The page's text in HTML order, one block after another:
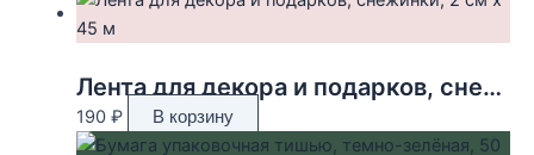
Лента для декора и подарков, снежинки, 2 см х 45 м
190 ₽ В корзину